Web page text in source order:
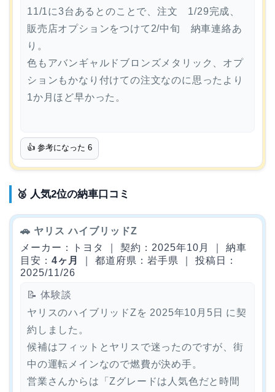
11/1に3台あるとのことで、注文 1/29完成、
販売店オプションをつけて2/中旬 納車連絡あ
り。
色もアバンギャルドブロンズメタリック、オプ
ションもかなり付けての注文なのに思ったより
1か月ほど早かった。
👍 参考になった 6
🥈 人気2位の納車口コミ
🚗 ヤリス ハイブリッドZ
メーカー：トヨタ ｜ 契約：2025年10月 ｜ 納車
目安： 4ヶ月
｜ 都道府県：岩手県 ｜ 投稿日：
2025/11/26
📝 体験談
ヤリスのハイブリッドZを 2025年10月5日 に契
約しました。
候補はフィットとヤリスで迷ったのですが、街
中の運転メインなので燃費が決め手。
営業さんからは「Zグレードは人気色だと時間